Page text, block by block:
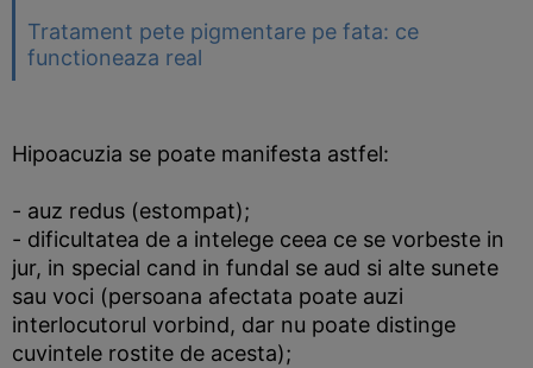
Tratament pete pigmentare pe fata: ce
functioneaza real
Hipoacuzia se poate manifesta astfel:
- auz redus (estompat);
- dificultatea de a intelege ceea ce se vorbeste in
jur, in special cand in fundal se aud si alte sunete
sau voci (persoana afectata poate auzi
interlocutorul vorbind, dar nu poate distinge
cuvintele rostite de acesta);